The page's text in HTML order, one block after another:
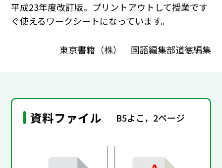
平成23年度改訂版。プリントアウトして授業です
ぐ使えるワークシートになっています。
東京書籍（株） 国語編集部道徳編集
資料ファイル B5よこ，2ページ